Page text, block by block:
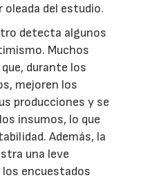
del estudio.
detecta algunos
Muchos
durante los
mejoren los
producciones y se
insumos, lo que
Además, la
una leve
los encuestados